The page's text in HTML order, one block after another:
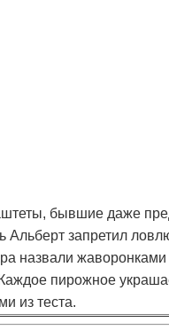
бывшие даже
Альберт запретил
назвали жаворонками
пирожное
из теста.